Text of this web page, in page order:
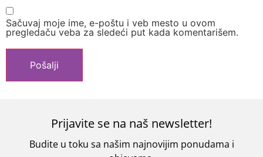
Sačuvaj moje ime, e-poštu i veb mesto u ovom
pregledaču veba za sledeći put kada komentarišem.
Prijavite se na naš newsletter!
Budite u toku sa našim najnovijim ponudama i